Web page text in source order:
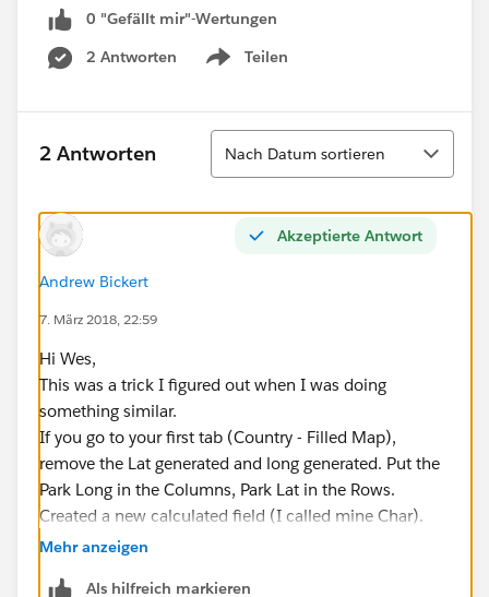
-W
0 "Gefällt mir"-Wertungen
2 Antworten
Teilen
Show menu
2 Antworten
Sortieren
Nach Datum sortieren
Akzeptierte Antwort
Andrew Bickert
7. März 2018, 22:59
Hi Wes,
This was a trick I figured out when I was doing
something similar.
If you go to your first tab (Country - Filled Map),
remove the Lat generated and long generated. Put the
Park Long in the Columns, Park Lat in the Rows.
Created a new calculated field (I called mine Char).
Put the calculation CHAR(7) in. Drag this to your Text
Mehr anzeigen
Als hilfreich markieren